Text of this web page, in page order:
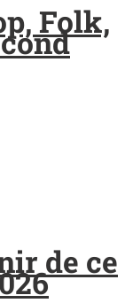
Folk,
de ce